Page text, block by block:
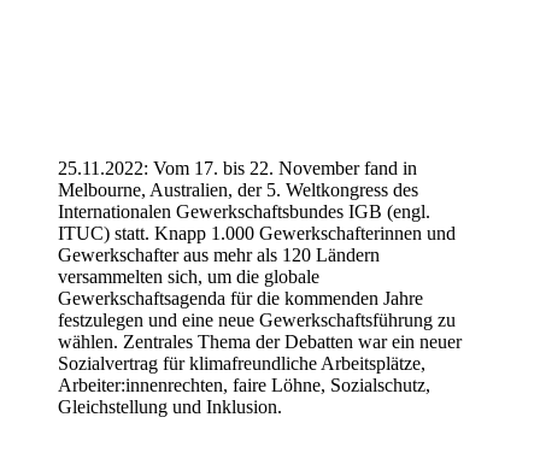
25.11.2022: Vom 17. bis 22. November fand in
Melbourne, Australien, der 5. Weltkongress des
Internationalen Gewerkschaftsbundes IGB (engl.
ITUC) statt. Knapp 1.000 Gewerkschafterinnen und
Gewerkschafter aus mehr als 120 Ländern
versammelten sich, um die globale
Gewerkschaftsagenda für die kommenden Jahre
festzulegen und eine neue Gewerkschaftsführung zu
wählen. Zentrales Thema der Debatten war ein neuer
Sozialvertrag für klimafreundliche Arbeitsplätze,
Arbeiter:innenrechten, faire Löhne, Sozialschutz,
Gleichstellung und Inklusion.